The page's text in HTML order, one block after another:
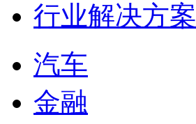
行业解决方案
汽车
金融